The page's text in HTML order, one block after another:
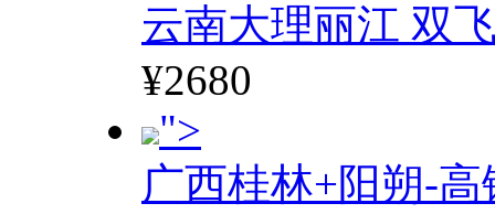
云南大理丽江 双
¥2680
">
广西桂林+阳朔-高